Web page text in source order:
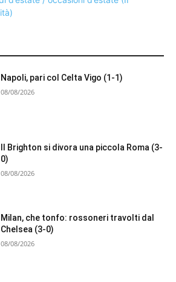
Napoli, pari col Celta Vigo (1-1)
08/08/2026
Il Brighton si divora una piccola Roma (3-
0)
08/08/2026
Milan, che tonfo: rossoneri travolti dal
Chelsea (3-0)
08/08/2026